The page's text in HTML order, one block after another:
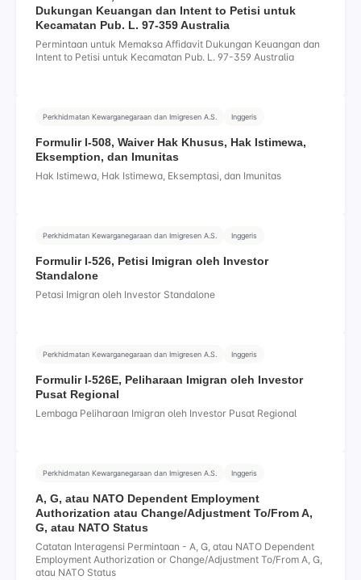
Dukungan Keuangan dan Intent to Petisi untuk
Kecamatan Pub. L. 97-359 Australia
Permintaan untuk Memaksa Affidavit Dukungan Keuangan dan
Intent to Petisi untuk Kecamatan Pub. L. 97-359 Australia
Perkhidmatan Kewarganegaraan dan Imigresen A.S. Inggeris
Formulir I-508, Waiver Hak Khusus, Hak Istimewa,
Eksemption, dan Imunitas
Hak Istimewa, Hak Istimewa, Eksemptasi, dan Imunitas
Perkhidmatan Kewarganegaraan dan Imigresen A.S. Inggeris
Formulir I-526, Petisi Imigran oleh Investor
Standalone
Petasi Imigran oleh Investor Standalone
Perkhidmatan Kewarganegaraan dan Imigresen A.S. Inggeris
Formulir I-526E, Peliharaan Imigran oleh Investor
Pusat Regional
Lembaga Peliharaan Imigran oleh Investor Pusat Regional
Perkhidmatan Kewarganegaraan dan Imigresen A.S. Inggeris
A, G, atau NATO Dependent Employment
Authorization atau Change/Adjustment To/From A,
G, atau NATO Status
Catatan Interagensi Permintaan - A, G, atau NATO Dependent
Employment Authorization or Change/Adjustment To/From A, G,
atau NATO Status